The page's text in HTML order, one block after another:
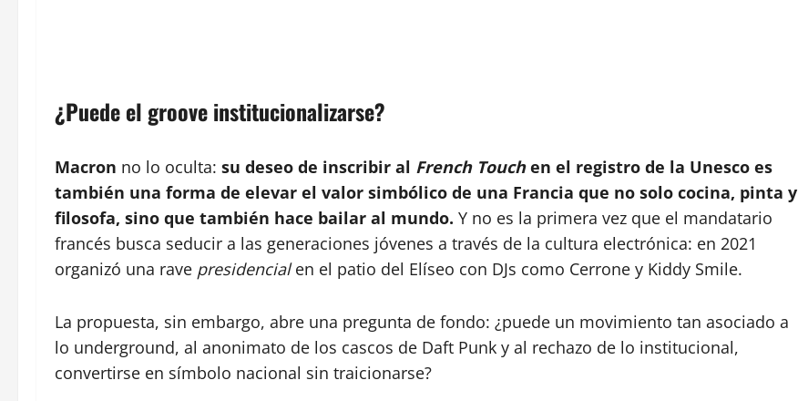
¿Puede el groove institucionalizarse?
Macron no lo oculta: su deseo de inscribir al French Touchen el registro de la Unesco es
también una forma de elevar el valor simbólico de una Francia que no solo cocina, pinta y
filosofa, sino que también hace bailar al mundo. Y no es la primera vez que el mandatario
francés busca seducir a las generaciones jóvenes a través de la cultura electrónica: en 2021
organizó una rave presidencialen el patio del Elíseo con DJs como Cerrone y Kiddy Smile.
La propuesta, sin embargo, abre una pregunta de fondo: ¿puede un movimiento tan asociado a
lo underground, al anonimato de los cascos de Daft Punk y al rechazo de lo institucional,
convertirse en símbolo nacional sin traicionarse?